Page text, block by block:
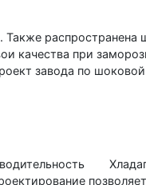
распространена
качества при
завода по